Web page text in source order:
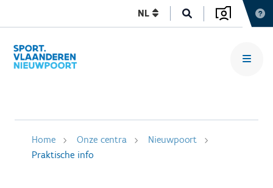
NL
Home Onze centra
Nieuwpoort
Praktische info